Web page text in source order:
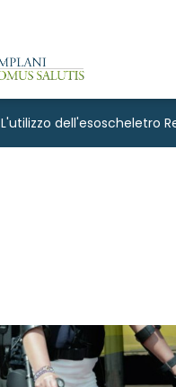
L'utilizzo dell'esoscheletro